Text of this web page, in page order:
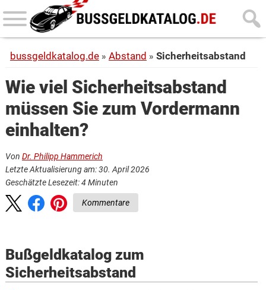
Skip
to
content
Skip
to
sidebar
bussgeldkatalog.de Abstand Sicherheitsabstand
Wie viel Sicherheitsabstand
müssen Sie zum Vordermann
einhalten?
Von Dr. Philipp Hammerich
Letzte Aktualisierung am: 30. April 2026
Geschätzte Lesezeit:4 Minuten
Kommentare
Bußgeldkatalog zum
Sicherheitsabstand